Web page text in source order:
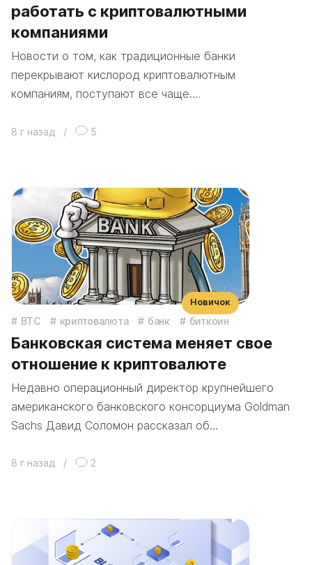
работать с криптовалютными
компаниями
Новости о том, как традиционные банки
перекрывают кислород криптовалютным
компаниям, поступают все чаще….
8 г назад / 5
BTC криптовалюта банк биткоин
Банковская система меняет свое
отношение к криптовалюте
Недавно операционный директор крупнейшего
американского банковского консорциума Goldman
Sachs Давид Соломон рассказал об…
8 г назад / 2
Новичок